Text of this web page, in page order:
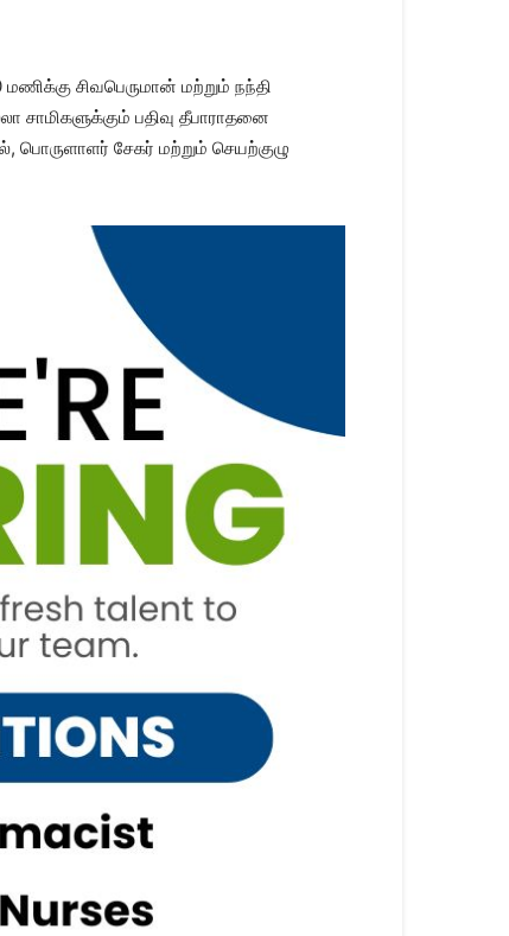
சிவபெருமான் மற்றும் நந்தி
பதிவு தீபாராதனை
பொருளாளர் சேகர் மற்றும் செயற்குழு